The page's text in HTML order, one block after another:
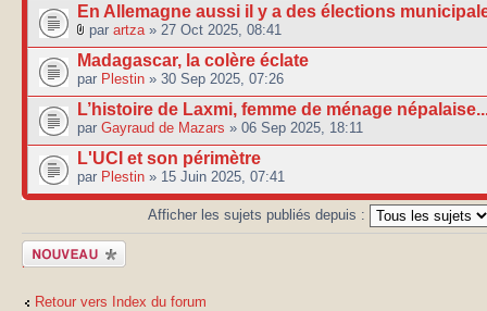
En Allemagne aussi il y a des élections
par artza » 27 Oct 2025, 08:41
Madagascar, la colère éclate
par Plestin » 30 Sep 2025, 07:26
L’histoire de Laxmi, femme de ménage
par Gayraud de Mazars » 06 Sep 2025, 18:11
L'UCI et son périmètre
par Plestin » 15 Juin 2025, 07:41
Afficher les sujets publiés depuis :
Publier un
nouveau sujet
Retour vers Index du forum